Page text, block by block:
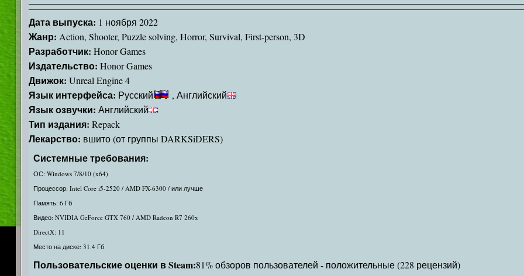
Дата выпуска: 1 ноября 2022
Жанр: Action, Shooter, Puzzle solving, Horror, Survival, First-person, 3D
Разработчик: Honor Games
Издательство: Honor Games
Движок: Unreal Engine 4
Язык интерфейса: Русский , Английский
Язык озвучки: Английский
Тип издания: Repack
Лекарство: вшито (от группы DARKSiDERS)
Системные требования:
ОС: Windows 7/8/10 (x64)
Процессор: Intel Core i5-2520 / AMD FX-6300 / или лучше
Память: 6 Гб
Видео: NVIDIA GeForce GTX 760 / AMD Radeon R7 260x
DirectX: 11
Место на диске: 31.4 Гб
Пользовательские оценки в Steam:81% обзоров пользователей - положительные (228 рецензий)